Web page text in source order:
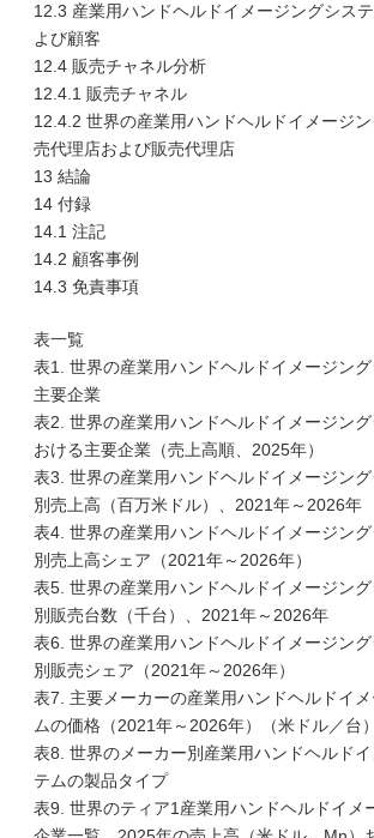
12.3 産業用ハンドヘルドイメージングシス
よび顧客
12.4 販売チャネル分析
12.4.1 販売チャネル
12.4.2 世界の産業用ハンドヘルドイメージ
売代理店および販売代理店
13 結論
14 付録
14.1 注記
14.2 顧客事例
14.3 免責事項
表一覧
表1. 世界の産業用ハンドヘルドイメージン
主要企業
表2. 世界の産業用ハンドヘルドイメージン
おける主要企業（売上高順、2025年）
表3. 世界の産業用ハンドヘルドイメージン
別売上高（百万米ドル）、2021年～2026年
表4. 世界の産業用ハンドヘルドイメージン
別売上高シェア（2021年～2026年）
表5. 世界の産業用ハンドヘルドイメージン
別販売台数（千台）、2021年～2026年
表6. 世界の産業用ハンドヘルドイメージン
別販売シェア（2021年～2026年）
表7. 主要メーカーの産業用ハンドヘルドイ
ムの価格（2021年～2026年）（米ドル／台）
表8. 世界のメーカー別産業用ハンドヘルド
テムの製品タイプ
表9. 世界のティア1産業用ハンドヘルドイメ